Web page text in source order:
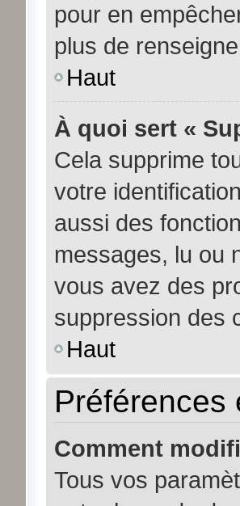
pour en
plus de
Haut
À quoi sert «
Cela supprime
votre
aussi des
messages, lu ou
vous avez des
suppression des
Haut
Préférences
Comment
Tous vos